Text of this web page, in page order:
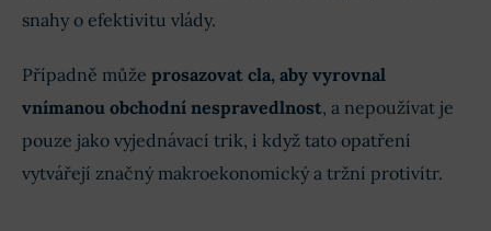
snahy o efektivitu vlády.
Případně může prosazovat cla, aby vyrovnal
vnímanou obchodní nespravedlnost, a nepoužívat je
pouze jako vyjednávací trik, i když tato opatření
vytvářejí značný makroekonomický a tržní protivítr.